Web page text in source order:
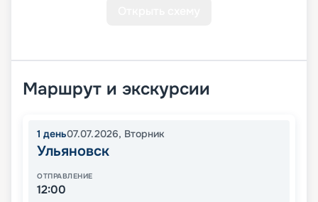
Маршрут и экскурсии
1 день07.07.2026, Вторник
Ульяновск
ОТПРАВЛЕНИЕ
12:00